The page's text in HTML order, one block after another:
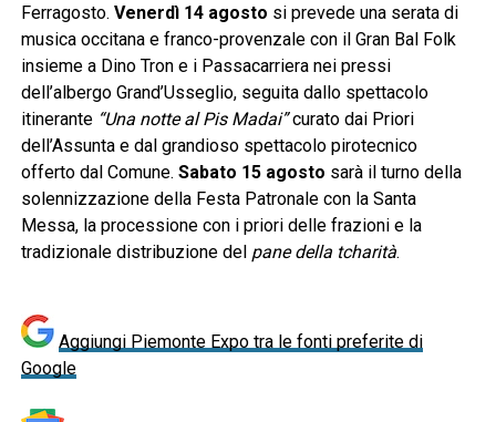
Ferragosto. Venerdì 14 agosto si prevede una serata di
musica occitana e franco-provenzale con il Gran Bal Folk
insieme a Dino Tron e i Passacarriera nei pressi
dell’albergo Grand’Usseglio, seguita dallo spettacolo
itinerante “Una notte al Pis Madai”curato dai Priori
dell’Assunta e dal grandioso spettacolo pirotecnico
offerto dal Comune. Sabato 15 agosto sarà il turno della
solennizzazione della Festa Patronale con la Santa
Messa, la processione con i priori delle frazioni e la
tradizionale distribuzione del pane della tcharità.
Aggiungi Piemonte Expo tra le fonti preferite di
Google